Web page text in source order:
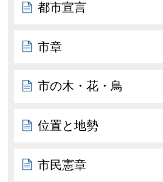
都市宣言
市章
市の木・花・鳥
位置と地勢
市民憲章